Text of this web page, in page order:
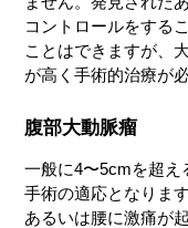
コントロールをする
ことはできますが、
が高く手術的治療が
腹部大動脈瘤
一般に4〜5cmを超え
手術の適応となりま
あるいは腰に激痛が